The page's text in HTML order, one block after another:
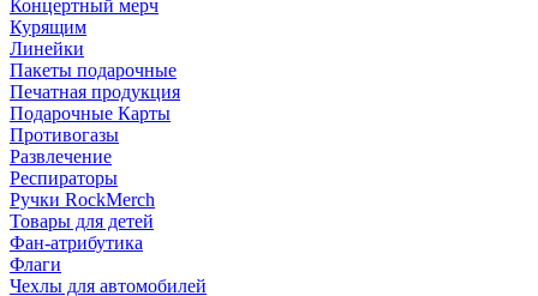
Концертный мерч
Курящим
Линейки
Пакеты подарочные
Печатная продукция
Подарочные Карты
Противогазы
Развлечение
Респираторы
Ручки RockMerch
Товары для детей
Фан-атрибутика
Флаги
Чехлы для автомобилей